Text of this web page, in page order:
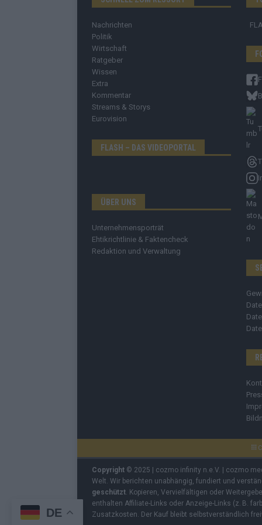
Nachrichten
Politik
Wirtschaft
Ratgeber
Wissen
Extra
Kommentar
Streams & Storys
Eurovision
FLASH – DAS VIDEOPORTAL
ÜBER UNS
Unternehmensporträt
Ehtikrichtlinie & Faktencheck
Redaktion und Verwaltung
Copyright © 2025 | cozmo infinity n.e.V. | cozmo
Welt. Wir berichten unabhängig, fundiert und
geschützt . Kopieren, Vervielfältigen oder
enthalten Affiliate-Links oder Anzeige-Links (z. B.
Zusatzkosten. Der Kauf bleibt selbstverständlich
DE